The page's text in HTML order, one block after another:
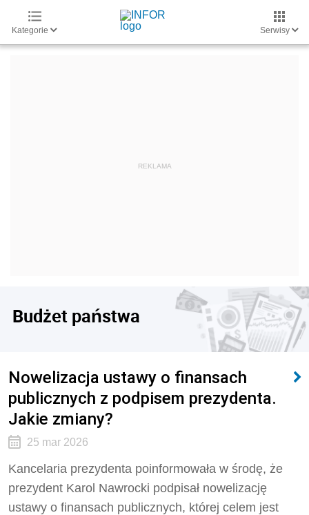
Kategorie Serwisy
Budżet państwa
Nowelizacja ustawy o finansach
publicznych z podpisem prezydenta.
Jakie zmiany?
25 mar 2026
Kancelaria prezydenta poinformowała w środę, że
prezydent Karol Nawrocki podpisał nowelizację
ustawy o finansach publicznych, której celem jest